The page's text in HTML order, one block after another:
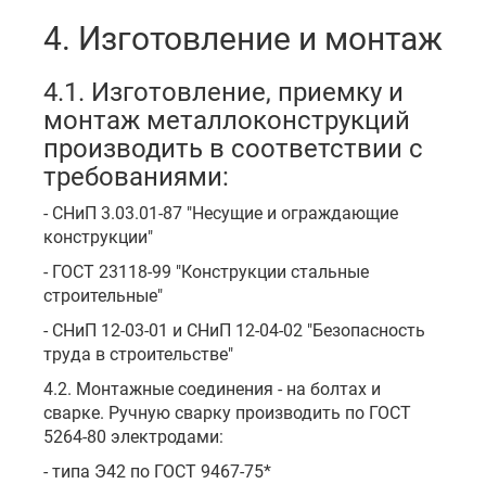
4. Изготовление и монтаж
4.1. Изготовление, приемку и
монтаж металлоконструкций
производить в соответствии с
требованиями:
- СНиП 3.03.01-87 "Несущие и ограждающие
конструкции"
- ГОСТ 23118-99 "Конструкции стальные
строительные"
- СНиП 12-03-01 и СНиП 12-04-02 "Безопасность
труда в строительстве"
4.2. Монтажные соединения - на болтах и
сварке. Ручную сварку производить по ГОСТ
5264-80 электродами:
- типа Э42 по ГОСТ 9467-75*